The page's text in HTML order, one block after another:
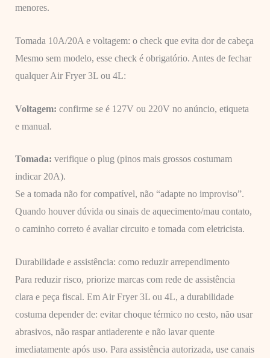
menores.
Tomada 10A/20A e voltagem: o check que evita dor de cabeça
Mesmo sem modelo, esse check é obrigatório. Antes de fechar
qualquer Air Fryer 3L ou 4L:
Voltagem: confirme se é 127V ou 220V no anúncio, etiqueta
e manual.
Tomada: verifique o plug (pinos mais grossos costumam
indicar 20A).
Se a tomada não for compatível, não “adapte no improviso”.
Quando houver dúvida ou sinais de aquecimento/mau contato,
o caminho correto é avaliar circuito e tomada com eletricista.
Durabilidade e assistência: como reduzir arrependimento
Para reduzir risco, priorize marcas com rede de assistência
clara e peça fiscal. Em Air Fryer 3L ou 4L, a durabilidade
costuma depender de: evitar choque térmico no cesto, não usar
abrasivos, não raspar antiaderente e não lavar quente
imediatamente após uso. Para assistência autorizada, use canais